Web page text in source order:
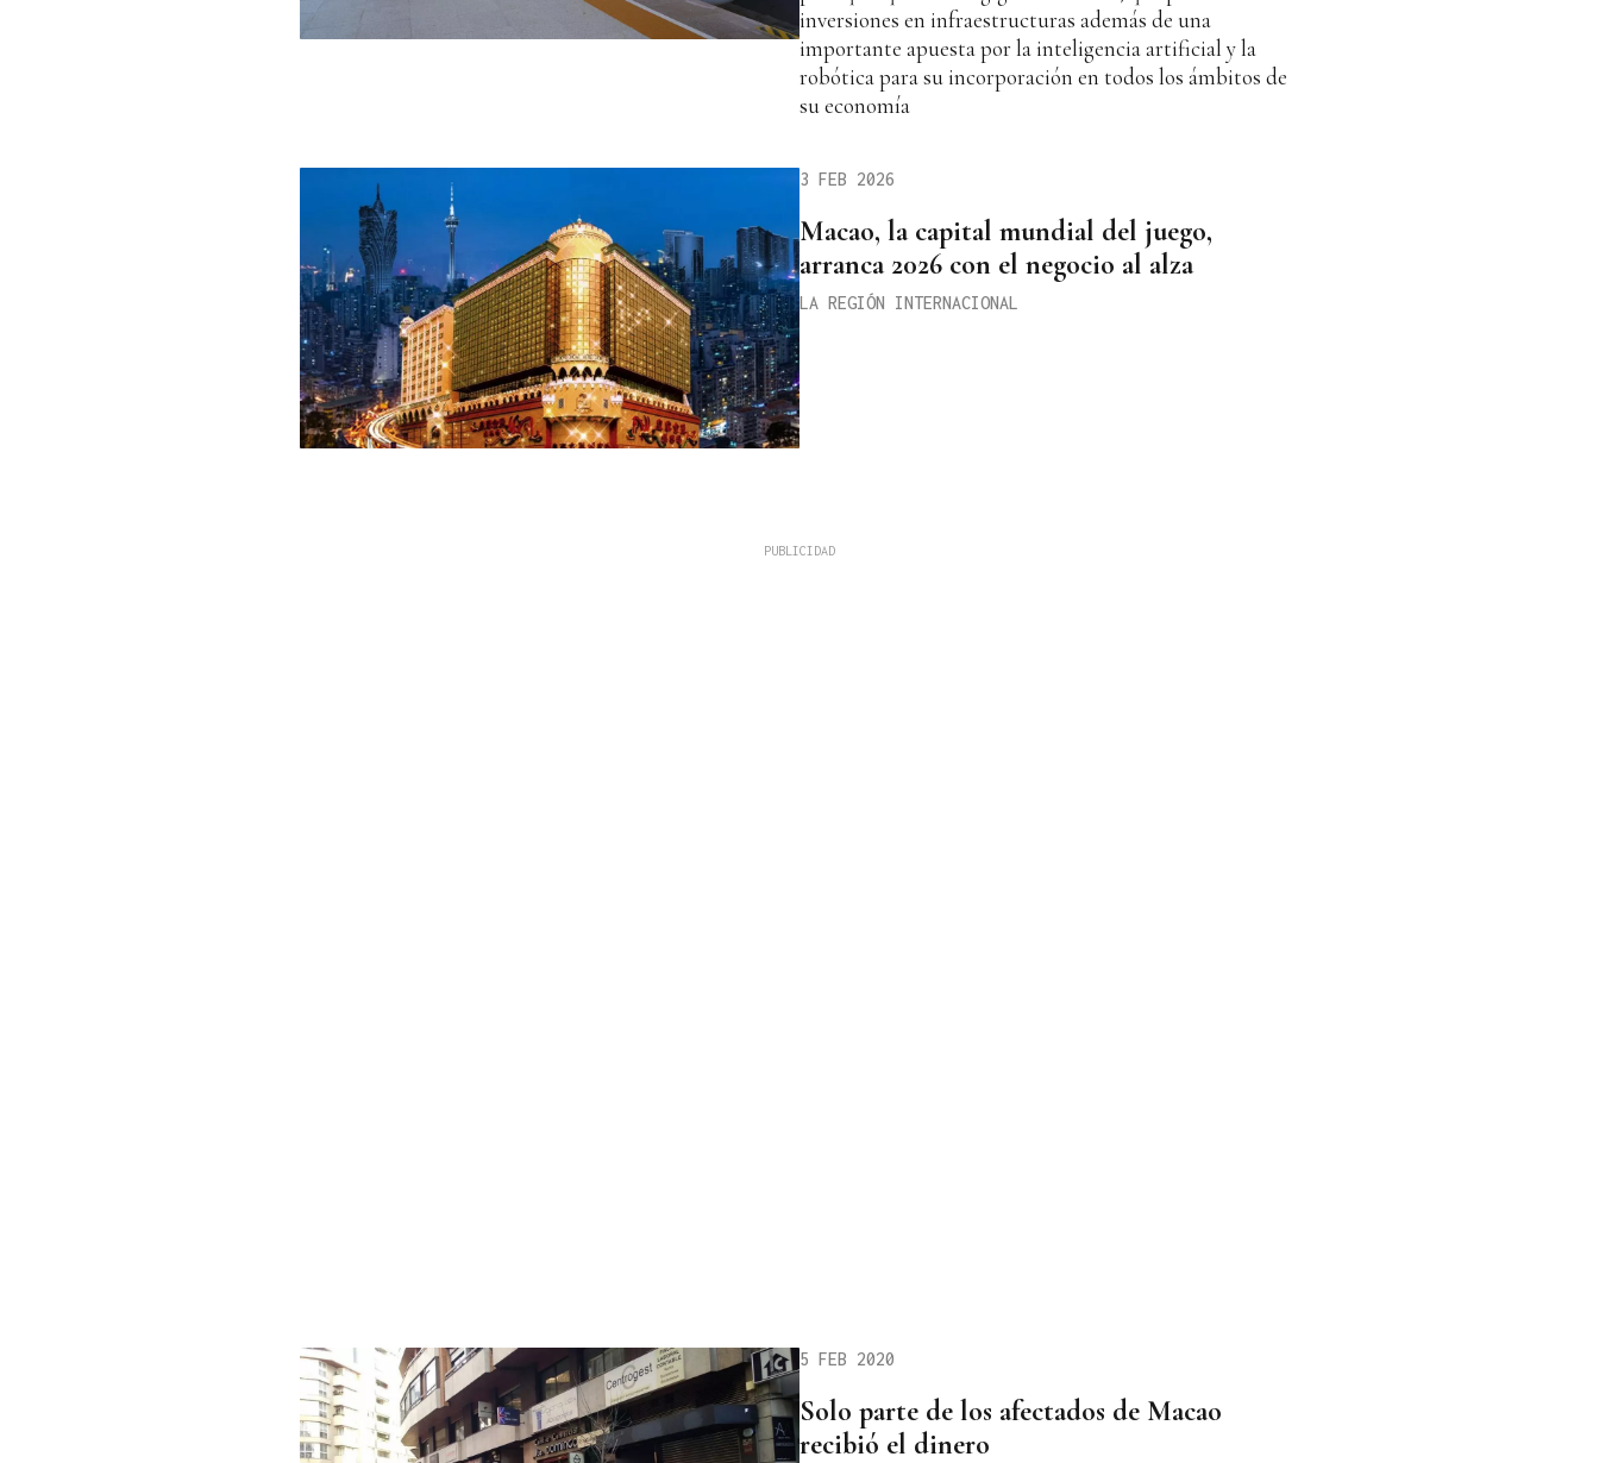
inversiones en infraestructuras además de una
importante apuesta por la inteligencia artificial y la
robótica para su incorporación en todos los ámbitos de
su economía
3 FEB 2026
Macao, la capital mundial del juego,
arranca 2026 con el negocio al alza
LA REGIÓN INTERNACIONAL
5 FEB 2020
Solo parte de los afectados de Macao
recibió el dinero